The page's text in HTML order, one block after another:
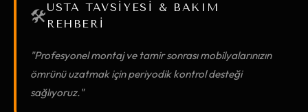
🛠️USTA TAVSİYESİ & BAKIM
REHBERİ
"Profesyonel montaj ve tamir sonrası mobilyalarınızın
ömrünü uzatmak için periyodik kontrol desteği
sağlıyoruz."